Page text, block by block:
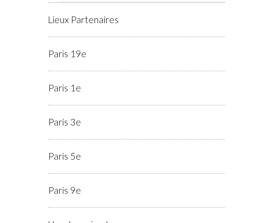
Lieux Partenaires
Paris 19e
Paris 1e
Paris 3e
Paris 5e
Paris 9e